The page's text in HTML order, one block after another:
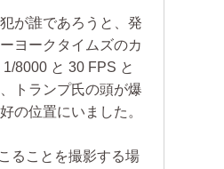
が誰であろうと、発
ヨークタイムズのカ
8000 と 30 FPS と
トランプ氏の頭が爆
の位置にいました。
ることを撮影する場